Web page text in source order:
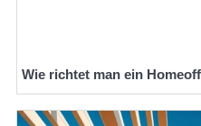
Wie richtet man ein